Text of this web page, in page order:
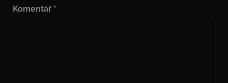
Komentář *